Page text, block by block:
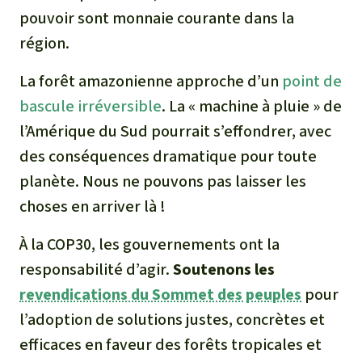
pouvoir sont monnaie courante dans la
région.
La forêt amazonienne approche d’un point de
bascule irréversible. La « machine à pluie » de
l’Amérique du Sud pourrait s’effondrer, avec
des conséquences dramatique pour toute
planète. Nous ne pouvons pas laisser les
choses en arriver là !
À la COP30, les gouvernements ont la
responsabilité d’agir.Soutenons les
revendications du Sommet des peuples pour
l’adoption de solutions justes, concrètes et
efficaces en faveur des forêts tropicales et